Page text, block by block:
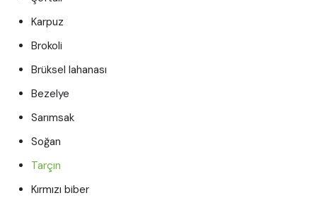
Karpuz
Brokoli
Brüksel lahanası
Bezelye
Sarımsak
Soğan
Tarçın
Kırmızı biber